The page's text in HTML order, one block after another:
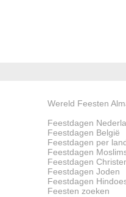
Wereld Feesten
Feestdagen
Feestdagen België
Feestdagen per
Feestdagen
Feestdagen
Feestdagen Joden
Feestdagen
Feesten zoeken